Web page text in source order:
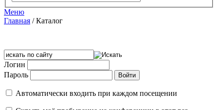
Меню
Главная /Каталог
Логин
Пароль
Автоматически входить при каждом посещении